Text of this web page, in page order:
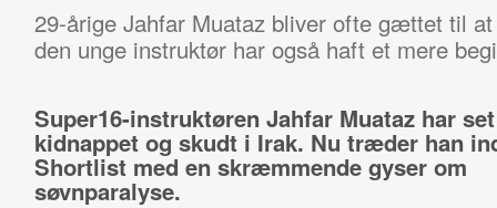
29-årige Jahfar Muataz bliver ofte gættet til
den unge instruktør har også haft et mere
Super16-instruktøren Jahfar Muataz har
kidnappet og skudt i Irak. Nu træder han
Shortlist med en skræmmende gyser om
søvnparalyse.